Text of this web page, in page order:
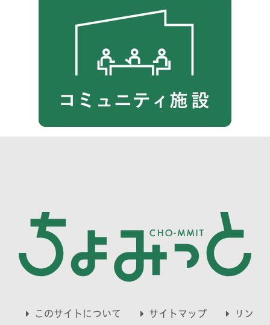
このサイトについて サイトマップ リン